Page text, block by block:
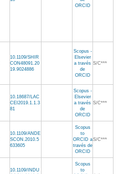
ORCID
10.1109/SHIR
CON48091.20
19.9024886
Scopus -
Elsevier
a través
de
ORCID
S/C***
10.18687/LAC
CEI2019.1.1.3
81
Scopus -
Elsevier
a través
de
ORCID
S/C***
10.1109/ANDE
SCON.2010.5
633605
Scopus
to
ORCID a
través de
ORCID
S/C***
10.1109/INDU
Scopus
to